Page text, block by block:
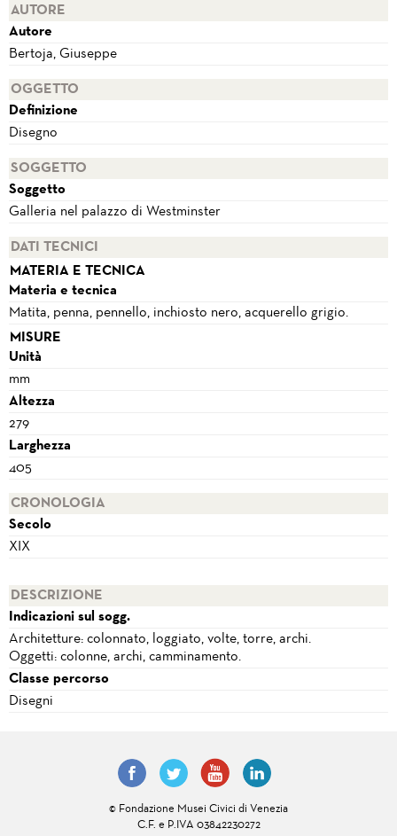
AUTORE
Autore
Bertoja, Giuseppe
OGGETTO
Definizione
Disegno
SOGGETTO
Soggetto
Galleria nel palazzo di Westminster
DATI TECNICI
MATERIA E TECNICA
Materia e tecnica
Matita, penna, pennello, inchiosto nero, acquerello grigio.
MISURE
Unità
mm
Altezza
279
Larghezza
405
CRONOLOGIA
Secolo
XIX
DESCRIZIONE
Indicazioni sul sogg.
Architetture: colonnato, loggiato, volte, torre, archi.
Oggetti: colonne, archi, camminamento.
Classe percorso
Disegni
© Fondazione Musei Civici di Venezia
C.F. e P.IVA 03842230272